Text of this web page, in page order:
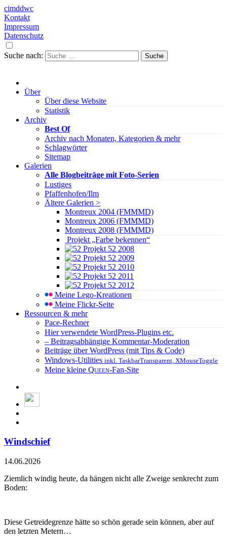
cimddwc
Kontakt
Impressum
Datenschutz
Suche nach:
Über
Über diese Website
Statistik
Archiv
Best Of
Archiv nach Monaten, Kategorien & mehr
Schlagwörter
Sitemap
Galerien
Alle Blogbeiträge mit Foto-Serien
Lustiges
Pfaffenhofen/Ilm
Ältere Galerien >
Montreux 2004 (FMMMD)
Montreux 2006 (FMMMD)
Montreux 2008 (FMMMD)
Projekt „Farbe bekennen“
Projekt 52 2008
Projekt 52 2009
Projekt 52 2010
Projekt 52 2011
Projekt 52 2012
Meine Lego-Kreationen
Meine Flickr-Seite
Ressourcen & mehr
Pace-Rechner
Hier verwendete WordPress-Plugins etc.
– Beitragsabhängige Kommentar-Moderation
Beiträge über WordPress (mit Tips & Code)
Windows-Utilities inkl. TaskbarTransparent, XMouseToggle
Meine kleine Queen-Fan-Site
Windschief
14.06.2026
Ziemlich windig heute, da hängen nicht alle Zweige senkrecht zum
Boden:
Diese Getreidegrenze hätte so schön gerade sein können, aber auf
den letzten Metern…